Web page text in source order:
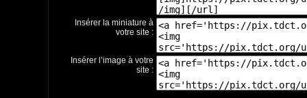
Insérer la miniature à
votre site :
Insérer l’image à votre
site :